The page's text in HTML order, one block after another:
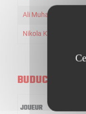
Ali Muhammed
Nikola Kalinic
BUDUCNOST VOLI
JOUEUR